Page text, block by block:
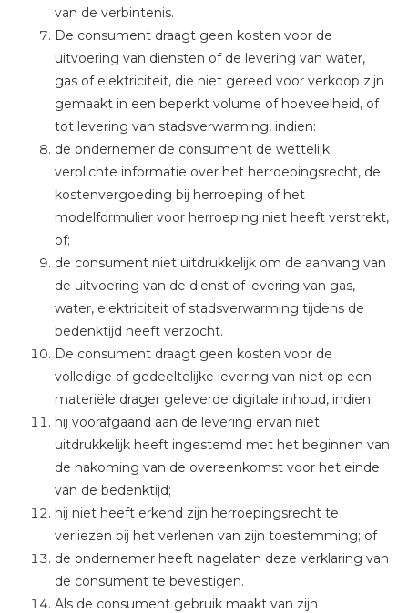
van de verbintenis.
De consument draagt geen kosten voor de
uitvoering van diensten of de levering van water,
gas of elektriciteit, die niet gereed voor verkoop zijn
gemaakt in een beperkt volume of hoeveelheid, of
tot levering van stadsverwarming, indien:
de ondernemer de consument de wettelijk
verplichte informatie over het herroepingsrecht, de
kostenvergoeding bij herroeping of het
modelformulier voor herroeping niet heeft verstrekt,
of;
de consument niet uitdrukkelijk om de aanvang van
de uitvoering van de dienst of levering van gas,
water, elektriciteit of stadsverwarming tijdens de
bedenktijd heeft verzocht.
De consument draagt geen kosten voor de
volledige of gedeeltelijke levering van niet op een
materiële drager geleverde digitale inhoud, indien:
hij voorafgaand aan de levering ervan niet
uitdrukkelijk heeft ingestemd met het beginnen van
de nakoming van de overeenkomst voor het einde
van de bedenktijd;
hij niet heeft erkend zijn herroepingsrecht te
verliezen bij het verlenen van zijn toestemming; of
de ondernemer heeft nagelaten deze verklaring van
de consument te bevestigen.
Als de consument gebruik maakt van zijn